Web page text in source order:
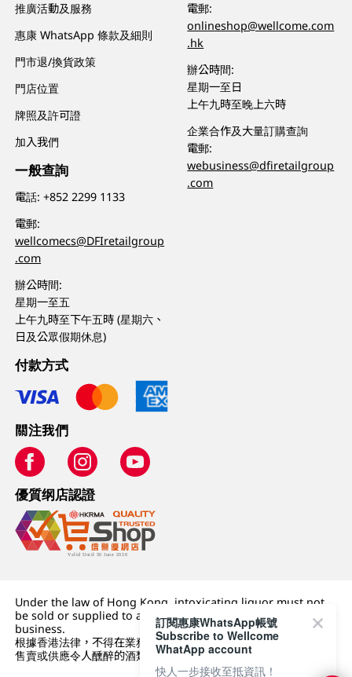
推廣活動及服務
惠康 WhatsApp 條款及細則
門市退/換貨政策
門店位置
牌照及許可證
加入我們
一般查詢
電話:+852 2299 1133
電郵:
wellcomecs@DFIretailgroup
.com
辦公時間:
星期一至五
上午九時至下午五時 (星期六、
日及公眾假期休息)
電郵:
onlineshop@wellcome.com
.hk
辦公時間:
星期一至日
上午九時至晚上六時
企業合作及大量訂購查詢
電郵:
webusiness@dfiretailgroup
.com
付款方式
關注我們
優質纲店認證
Under the law of Hong Kong, intoxicating liquor must not
be sold or supplied to a minor (under 18) in the course of
business.
根據香港法律，不得在業務過程中，向未成年人 (18 歲以下人士)
售賣或供應令人醺醉的酒類。
訂閱惠康WhatsApp帳號
Subscribe to Wellcome
WhatApp account
快人一步接收至抵資訊！